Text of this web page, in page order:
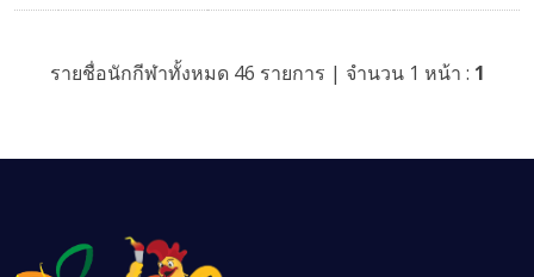
รายชื่อนักกีฬาทั้งหมด 46 รายการ | จำนวน 1 หน้า : 1